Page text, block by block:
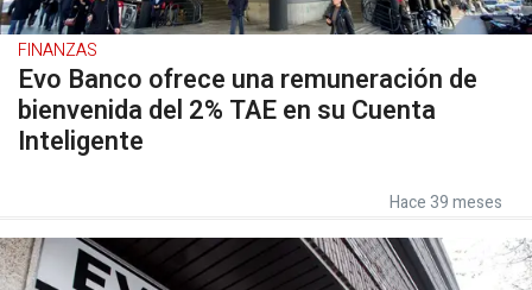
FINANZAS
Evo Banco ofrece una remuneración de
bienvenida del 2% TAE en su Cuenta
Inteligente
Hace 39 meses